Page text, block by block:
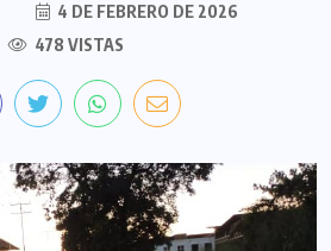
4 DE FEBRERO DE 2026
478 VISTAS